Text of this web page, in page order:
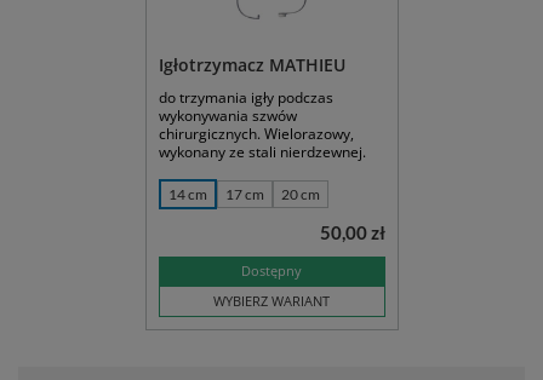
Igłotrzymacz MATHIEU
do trzymania igły podczas
wykonywania szwów
chirurgicznych. Wielorazowy,
wykonany ze stali nierdzewnej.
14 cm 17 cm 20 cm
Dostępny
WYBIERZ WARIANT
50,00 zł